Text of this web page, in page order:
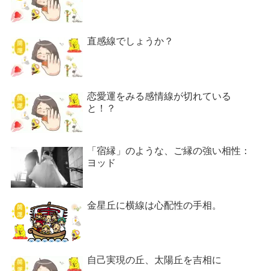
直感線でしょうか？
恋愛運をみる感情線が切れている
と！？
「宿縁」のような、ご縁の強い相性：
ヨッド
金星丘に横線は心配性の手相。
自己実現の丘、太陽丘を吉相に